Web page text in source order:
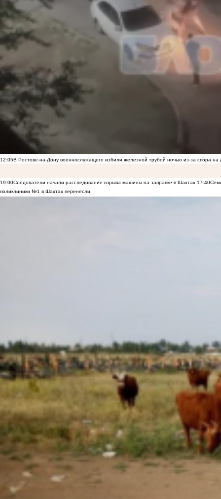
12:05В Ростове-на-Дону военнослужащего избили железной трубой ночью из-за спора на
19:00Следователи начали расследование взрыва машины на заправке в Шахтах 17:40
поликлиники №1 в Шахтах перенесли